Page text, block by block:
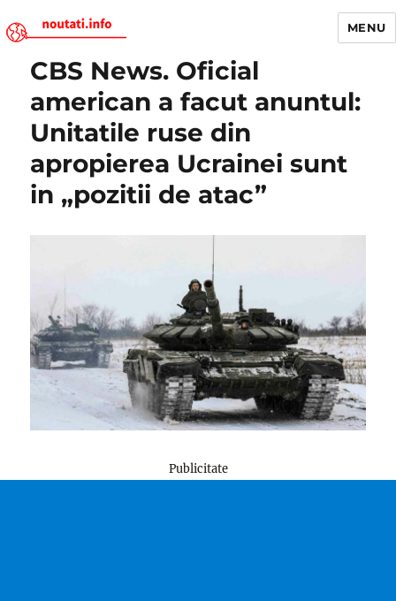
Noutati.Info
MENU
CBS News. Oficial
american a facut anuntul:
Unitatile ruse din
apropierea Ucrainei sunt
in „pozitii de atac”
Publicitate